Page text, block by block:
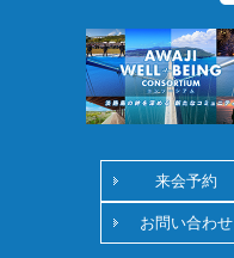
来会予約
お問い合わせ